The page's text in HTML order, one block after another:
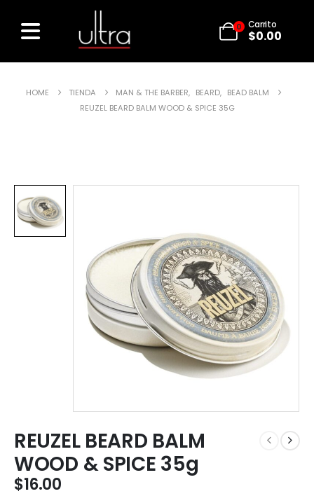
0 Carrito
$0.00
HOME TIENDA MAN & THE BARBER, BEARD, BEAD BALM
REUZEL BEARD BALM WOOD & SPICE 35G
REUZEL BEARD BALM
WOOD & SPICE 35g
$16.00